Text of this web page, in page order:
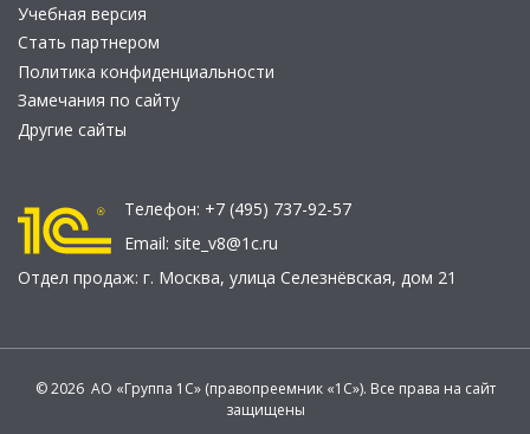
Учебная версия
Стать партнером
Политика конфиденциальности
Замечания по сайту
Другие сайты
Телефон: +7 (495) 737-92-57
Email: site_v8@1c.ru
Отдел продаж: г. Москва, улица Селезнёвская, дом 21
© 2026 АО «Группа 1С» (правопреемник «1С»). Все права на сайт
защищены